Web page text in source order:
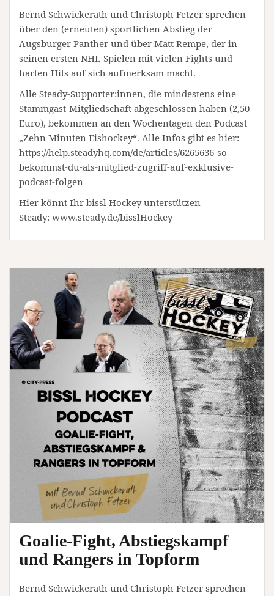
Bernd Schwickerath und Christoph Fetzer sprechen
über den (erneuten) sportlichen Abstieg der
Augsburger Panther und über Matt Rempe, der in
seinen ersten NHL-Spielen mit vielen Fights und
harten Hits auf sich aufmerksam macht.
Alle Steady-Supporter:innen, die mindestens eine
Stammgast-Mitgliedschaft abgeschlossen haben (2,50
Euro), bekommen an den Wochentagen den Podcast
„Zehn Minuten Eishockey“. Alle Infos gibt es hier:
https://help.steadyhq.com/de/articles/6265636-so-
bekommst-du-als-mitglied-zugriff-auf-exklusive-
podcast-folgen
Hier könnt Ihr bissl Hockey unterstützen
Steady: www.steady.de/bisslHockey
Goalie-Fight, Abstiegskampf
und Rangers in Topform
Bernd Schwickerath und Christoph Fetzer sprechen